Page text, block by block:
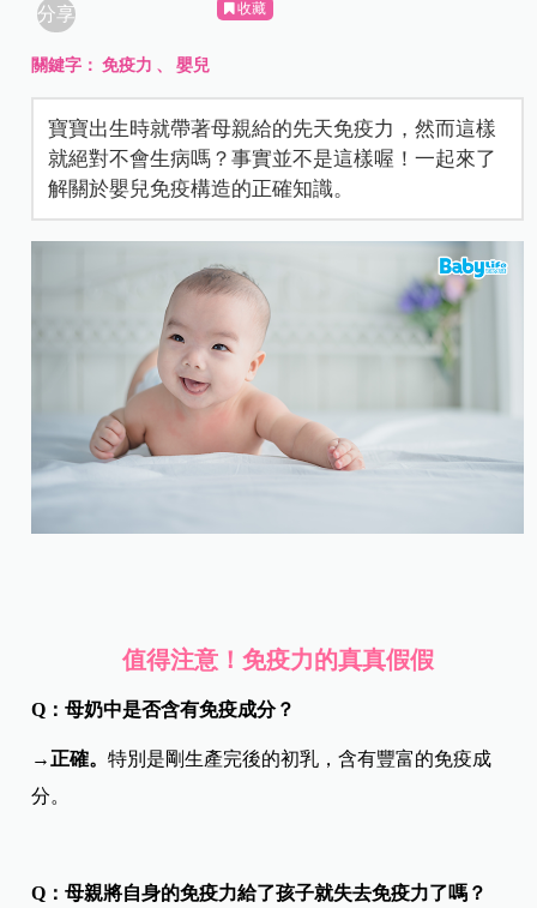
分享 收藏
關鍵字：免疫力 、嬰兒
寶寶出生時就帶著母親給的先天免疫力，然而這樣
就絕對不會生病嗎？事實並不是這樣喔！一起來了
解關於嬰兒免疫構造的正確知識。
值得注意！免疫力的真真假假
Q：母奶中是否含有免疫成分？
→ 正確。特別是剛生產完後的初乳，含有豐富的免疫成
分。
Q：母親將自身的免疫力給了孩子就失去免疫力了嗎？